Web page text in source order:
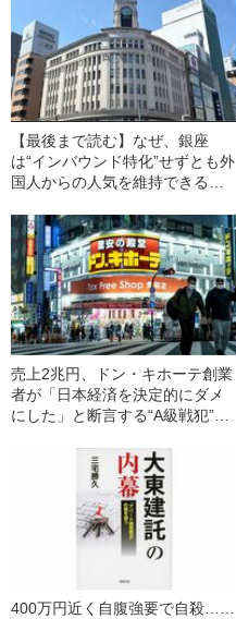
【最後まで読む】なぜ、銀座
は“インバウンド特化”せずとも外
国人からの人気を維持できるの
「浅草」「京都」との決定的な
違い
売上2兆円、ドン・キホーテ創業
者が「日本経済を決定的にダメ
にした」と断言する“A級戦犯”と
400万円近く自腹強要で自殺……